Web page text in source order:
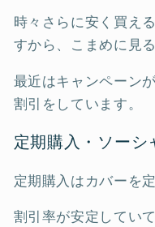
時々さらに安く買え
すから、こまめに見
最近はキャンペーン
割引をしています。
定期購入・ソー
定期購入はカバーを
割引率が安定していて